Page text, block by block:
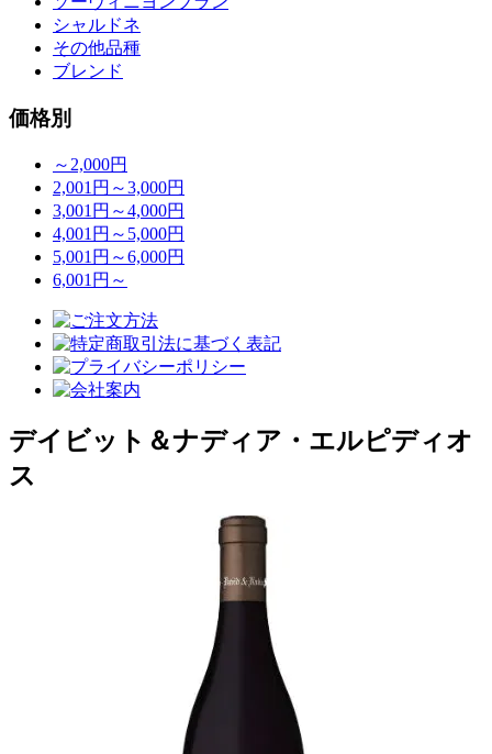
シャルドネ
その他品種
ブレンド
価格別
～2,000円
2,001円～3,000円
3,001円～4,000円
4,001円～5,000円
5,001円～6,000円
6,001円～
デイビット＆ナディア・エルピディオ
ス